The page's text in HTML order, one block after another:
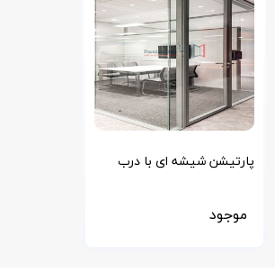
پارتیشن شیشه ای با درب
موجود